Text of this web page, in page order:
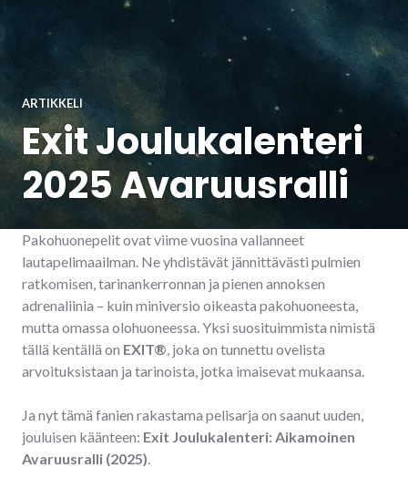
ARTIKKELI
Exit Joulukalenteri
2025 Avaruusralli
Pakohuonepelit ovat viime vuosina vallanneet
lautapelimaailman. Ne yhdistävät jännittävästi pulmien
ratkomisen, tarinankerronnan ja pienen annoksen
adrenaliinia – kuin miniversio oikeasta pakohuoneesta,
mutta omassa olohuoneessa. Yksi suosituimmista nimistä
tällä kentällä on EXIT®, joka on tunnettu ovelista
arvoituksistaan ja tarinoista, jotka imaisevat mukaansa.
Ja nyt tämä fanien rakastama pelisarja on saanut uuden,
jouluisen käänteen: Exit Joulukalenteri: Aikamoinen
Avaruusralli (2025).